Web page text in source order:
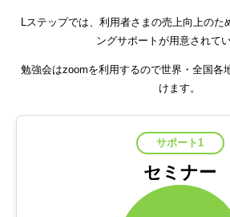
Lステップでは、利用者さまの売上向上のた
ングサポートが用意されてい
勉強会はzoomを利用するので世界・全国各
けます。
サポート1
セミナー